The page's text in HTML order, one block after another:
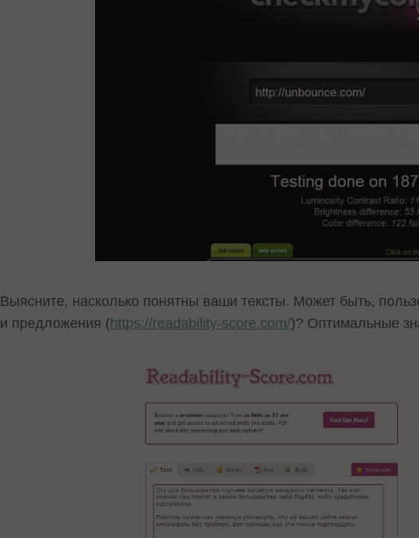
Выясните, насколько понятны ваши тексты. Может быть,
и предложения (https://readability-score.com/)? Оптимальные